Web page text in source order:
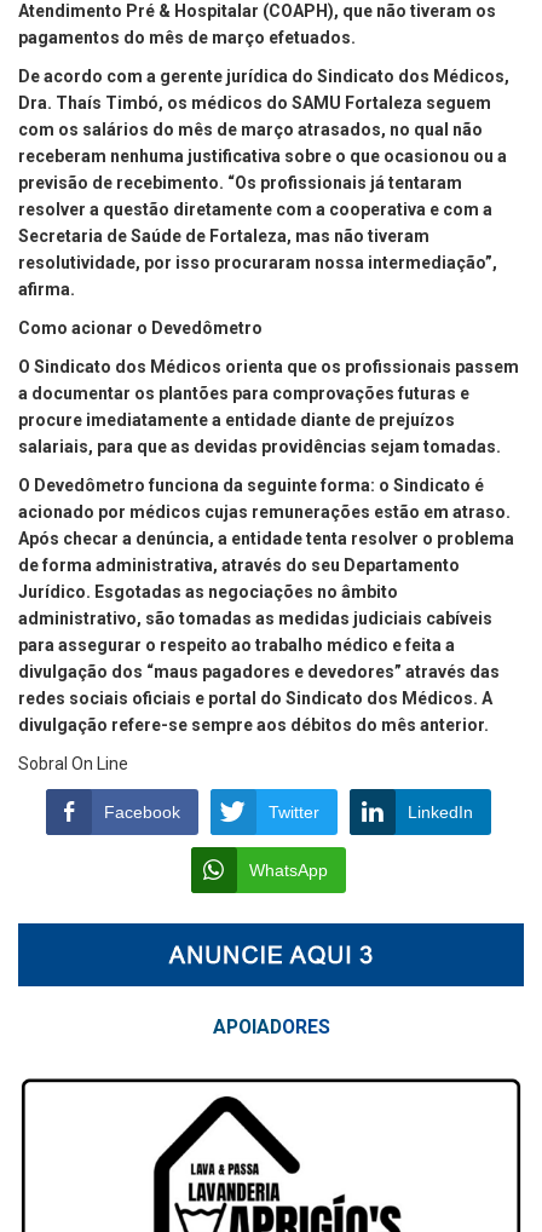
Atendimento Pré & Hospitalar (COAPH), que não tiveram os
pagamentos do mês de março efetuados.
De acordo com a gerente jurídica do Sindicato dos Médicos,
Dra. Thaís Timbó, os médicos do SAMU Fortaleza seguem
com os salários do mês de março atrasados, no qual não
receberam nenhuma justificativa sobre o que ocasionou ou a
previsão de recebimento. “Os profissionais já tentaram
resolver a questão diretamente com a cooperativa e com a
Secretaria de Saúde de Fortaleza, mas não tiveram
resolutividade, por isso procuraram nossa intermediação”,
afirma.
Como acionar o Devedômetro
O Sindicato dos Médicos orienta que os profissionais passem
a documentar os plantões para comprovações futuras e
procure imediatamente a entidade diante de prejuízos
salariais, para que as devidas providências sejam tomadas.
O Devedômetro funciona da seguinte forma: o Sindicato é
acionado por médicos cujas remunerações estão em atraso.
Após checar a denúncia, a entidade tenta resolver o problema
de forma administrativa, através do seu Departamento
Jurídico. Esgotadas as negociações no âmbito
administrativo, são tomadas as medidas judiciais cabíveis
para assegurar o respeito ao trabalho médico e feita a
divulgação dos “maus pagadores e devedores” através das
redes sociais oficiais e portal do Sindicato dos Médicos. A
divulgação refere-se sempre aos débitos do mês anterior.
Sobral On Line
Facebook Twitter LinkedIn
WhatsApp
APOIADORES